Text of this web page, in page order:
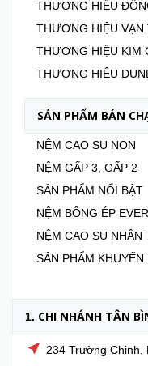
THƯƠNG HIỆU
THƯƠNG HIỆU VẠN
THƯƠNG HIỆU KIM
THƯƠNG HIỆU
SẢN PHẨM BÁN
NỆM CAO SU NON
NỆM GẤP 3, GẤP 2
SẢN PHẨM NỔI BẬT
NỆM BÔNG ÉP
NỆM CAO SU NHÂN
SẢN PHẨM KHUYẾN
1. CHI NHÁNH TÂN
234 Trường Chinh,